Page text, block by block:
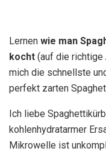
Lernen wie man
kocht (auf die
mich die schnellste
perfekt zarten
Ich liebe
kohlenhydratarmer
Mikrowelle ist